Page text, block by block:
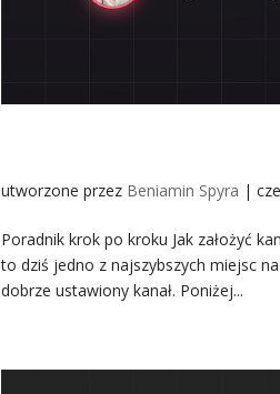
utworzone przez Beniamin Spyra |
Poradnik krok po kroku Jak założyć
to dziś jedno z najszybszych miejsc
dobrze ustawiony kanał. Poniżej...